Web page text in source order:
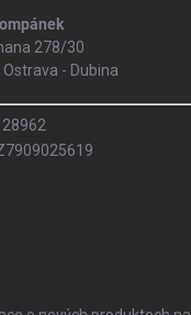
278/30
- Dubina